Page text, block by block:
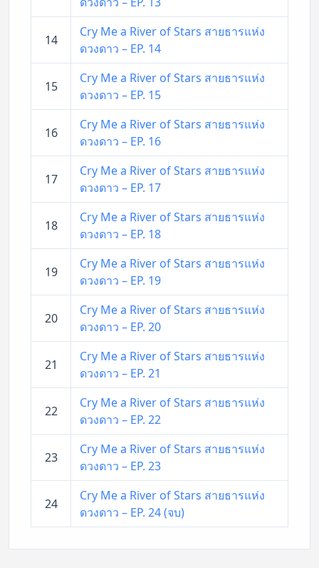
14
Cry Me a River of Stars สายธารแห่ง
ดวงดาว – EP. 14
15
Cry Me a River of Stars สายธารแห่ง
ดวงดาว – EP. 15
16
Cry Me a River of Stars สายธารแห่ง
ดวงดาว – EP. 16
17
Cry Me a River of Stars สายธารแห่ง
ดวงดาว – EP. 17
18
Cry Me a River of Stars สายธารแห่ง
ดวงดาว – EP. 18
19
Cry Me a River of Stars สายธารแห่ง
ดวงดาว – EP. 19
20
Cry Me a River of Stars สายธารแห่ง
ดวงดาว – EP. 20
21
Cry Me a River of Stars สายธารแห่ง
ดวงดาว – EP. 21
22
Cry Me a River of Stars สายธารแห่ง
ดวงดาว – EP. 22
23
Cry Me a River of Stars สายธารแห่ง
ดวงดาว – EP. 23
24
Cry Me a River of Stars สายธารแห่ง
ดวงดาว – EP. 24 (จบ)